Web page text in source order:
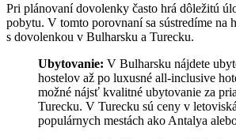
Pri plánovaní dovolenky často hrá dôležitú
pobytu. V tomto porovnaní sa sústredíme na
s dovolenkou v Bulharsku a Turecku.
Ubytovanie: V Bulharsku nájdete
hostelov až po luxusné all-inclusive
možné nájsť kvalitné ubytovanie za
Turecku. V Turecku sú ceny v
populárnych mestách ako Antalya